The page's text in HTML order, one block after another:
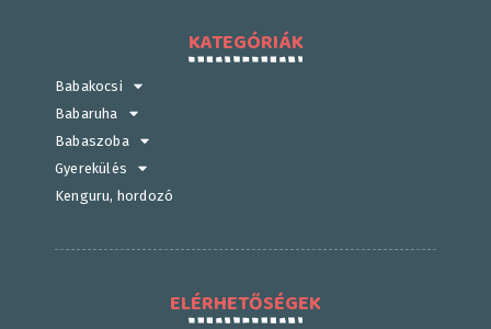
KATEGÓRIÁK
Babakocsi
Babaruha
Babaszoba
Gyerekülés
Kenguru, hordozó
ELÉRHETŐSÉGEK